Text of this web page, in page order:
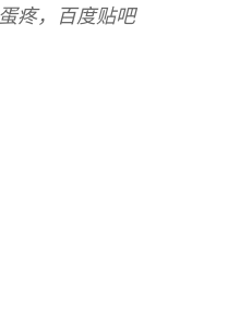
疼，百度贴吧